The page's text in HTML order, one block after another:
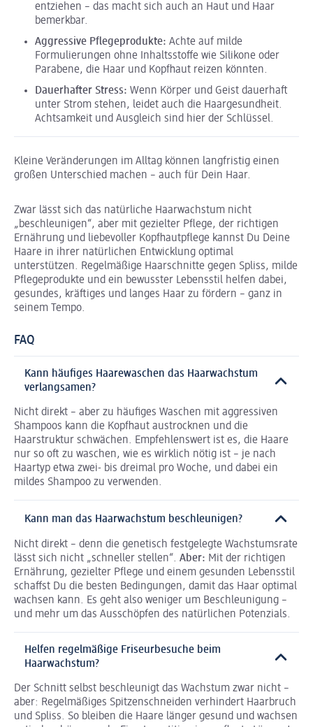
entziehen – das macht sich auch an Haut und Haar
bemerkbar.
Aggressive Pflegeprodukte: Achte auf milde
Formulierungen ohne Inhaltsstoffe wie Silikone oder
Parabene, die Haar und Kopfhaut reizen könnten.
Dauerhafter Stress: Wenn Körper und Geist dauerhaft
unter Strom stehen, leidet auch die Haargesundheit.
Achtsamkeit und Ausgleich sind hier der Schlüssel.
Kleine Veränderungen im Alltag können langfristig einen
großen Unterschied machen – auch für Dein Haar.
Zwar lässt sich das natürliche Haarwachstum nicht
„beschleunigen“, aber mit gezielter Pflege, der richtigen
Ernährung und liebevoller Kopfhautpflege kannst Du Deine
Haare in ihrer natürlichen Entwicklung optimal
unterstützen. Regelmäßige Haarschnitte gegen Spliss, milde
Pflegeprodukte und ein bewusster Lebensstil helfen dabei,
gesundes, kräftiges und langes Haar zu fördern – ganz in
seinem Tempo.
FAQ
Kann häufiges Haarewaschen das Haarwachstum
verlangsamen?
Nicht direkt – aber zu häufiges Waschen mit aggressiven
Shampoos kann die Kopfhaut austrocknen und die
Haarstruktur schwächen. Empfehlenswert ist es, die Haare
nur so oft zu waschen, wie es wirklich nötig ist – je nach
Haartyp etwa zwei- bis dreimal pro Woche, und dabei ein
mildes Shampoo zu verwenden.
Kann man das Haarwachstum beschleunigen?
Nicht direkt – denn die genetisch festgelegte Wachstumsrate
lässt sich nicht „schneller stellen“. Aber: Mit der richtigen
Ernährung, gezielter Pflege und einem gesunden Lebensstil
schaffst Du die besten Bedingungen, damit das Haar optimal
wachsen kann. Es geht also weniger um Beschleunigung –
und mehr um das Ausschöpfen des natürlichen Potenzials.
Helfen regelmäßige Friseurbesuche beim
Haarwachstum?
Der Schnitt selbst beschleunigt das Wachstum zwar nicht –
aber: Regelmäßiges Spitzenschneiden verhindert Haarbruch
und Spliss. So bleiben die Haare länger gesund und wachsen